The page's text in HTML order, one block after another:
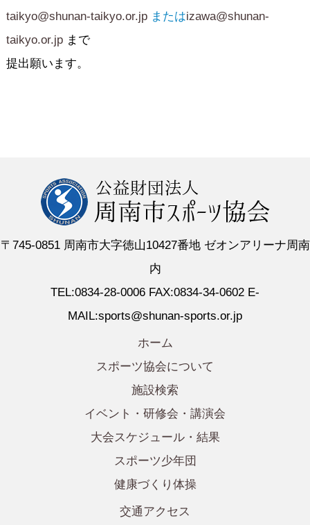
taikyo@shunan-taikyo.or.jp またはizawa@shunan-
taikyo.or.jpまで
提出願います。
〒745-0851 周南市大字徳山10427番地 ゼオンアリーナ周南
内
TEL:0834-28-0006 FAX:0834-34-0602 E-
MAIL:sports@shunan-sports.or.jp
ホーム
スポーツ協会について
施設検索
イベント・研修会・講演会
大会スケジュール・結果
スポーツ少年団
健康づくり体操
交通アクセス